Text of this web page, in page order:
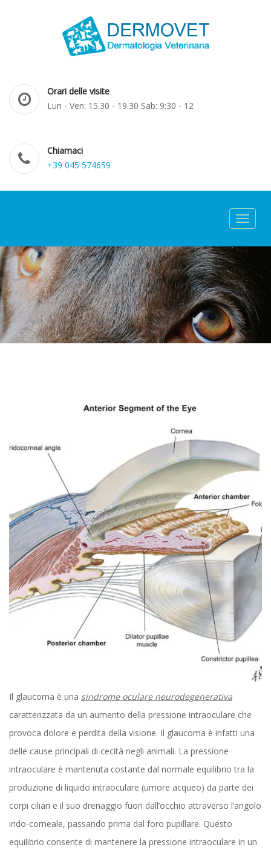
Orari delle visite
Lun - Ven: 15.30 - 19.30 Sab: 9:30 - 12
Chiamaci
+39 045 574659
Il glaucoma è una sindrome oculare neurodegenerativa
caratterizzata da un aumento della pressione intraoculare che
provoca dolore e perdita della visione. Il glaucoma è infatti una
delle cause principali di cecità negli animali. La pressione
intraoculare è mantenuta costante dal normale equilibrio tra la
produzione di liquido intraoculare (umore acqueo) da parte dei
corpi ciliari e il suo drenaggio fuori dall’occhio attraverso l’angolo
irido-corneale, passando prima dal foro pupillare. Questo
equilibrio consente di mantenere la pressione intraoculare in un